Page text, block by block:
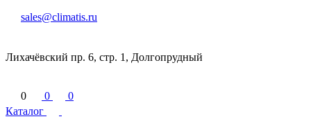
sales@climatis.ru
Лихачёвский пр. 6, стр. 1, Долгопрудный
0 0
0
Каталог